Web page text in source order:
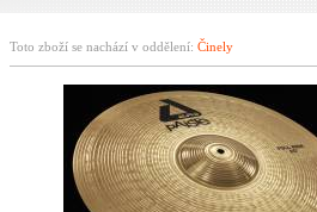
Toto zboží se nachází v oddělení: Činely